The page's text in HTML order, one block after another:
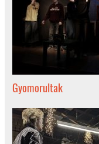
Gyomorultak